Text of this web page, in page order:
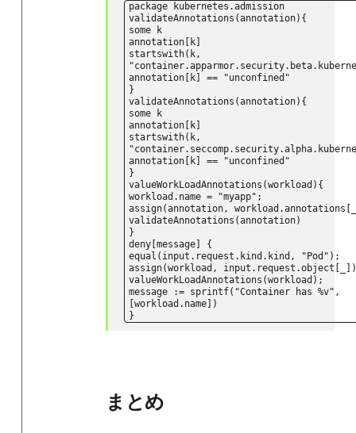
package kubernetes.admission
validateAnnotations(annotation){
some k
annotation[k]
startswith(k,
annotation[k] == "unconfined"
}
validateAnnotations(annotation){
some k
annotation[k]
startswith(k,
annotation[k] == "unconfined"
}
valueWorkLoadAnnotations(workload){
workload.name = "myapp";
assign(annotation,
validateAnnotations(annotation)
}
deny[message] {
equal(input.request.kind.kind, "Pod");
assign(workload,
valueWorkLoadAnnotations(workload);
message := sprintf("Container has %v",
[workload.name])
}
まとめ